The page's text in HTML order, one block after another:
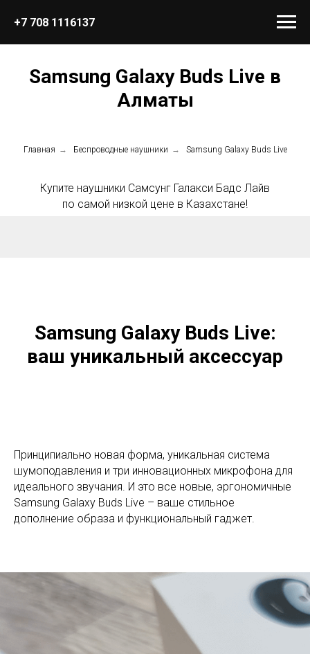
+7 708 1116137
Samsung Galaxy Buds Live в
Алматы
Главная → Беспроводные наушники → Samsung Galaxy Buds Live
Купите наушники Самсунг Галакси Бадс Лайв
по самой низкой цене в Казахстане!
Samsung Galaxy Buds Live:
ваш уникальный аксессуар
Принципиально новая форма, уникальная система
шумоподавления и три инновационных микрофона для
идеального звучания. И это все новые, эргономичные
Samsung Galaxy Buds Live – ваше стильное
дополнение образа и функциональный гаджет.